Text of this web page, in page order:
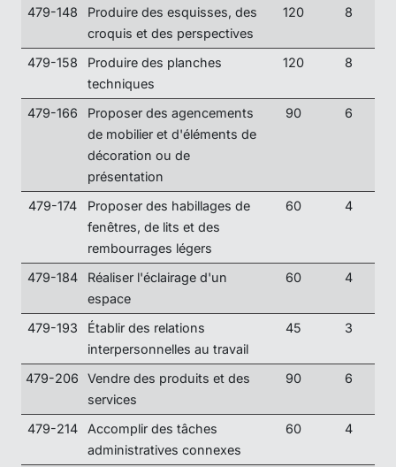
479-148
Produire des esquisses, des
croquis et des perspectives
120 8
479-158
Produire des planches
techniques
120 8
479-166
Proposer des agencements
de mobilier et d'éléments de
décoration ou de
présentation
90 6
479-174
Proposer des habillages de
fenêtres, de lits et des
rembourrages légers
60 4
479-184
Réaliser l'éclairage d'un
espace
60 4
479-193
Établir des relations
interpersonnelles au travail
45 3
479-206
Vendre des produits et des
services
90 6
479-214
Accomplir des tâches
administratives connexes
60 4